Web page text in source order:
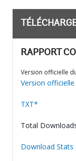
RAPPORT
Version officielle
Version officielle
TXT*
Total
Download Stats